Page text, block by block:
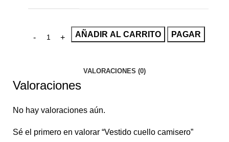
AÑADIR AL CARRITO PAGAR
VALORACIONES (0)
Valoraciones
No hay valoraciones aún.
Sé el primero en valorar “Vestido cuello camisero”